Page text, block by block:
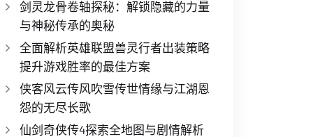
剑灵龙骨卷轴探秘：解锁隐藏的力量
与神秘传承的奥秘
全面解析英雄联盟兽灵行者出装策略
提升游戏胜率的最佳方案
侠客风云传风吹雪传世情缘与江湖恩
怨的无尽长歌
仙剑奇侠传4探索全地图与剧情解析